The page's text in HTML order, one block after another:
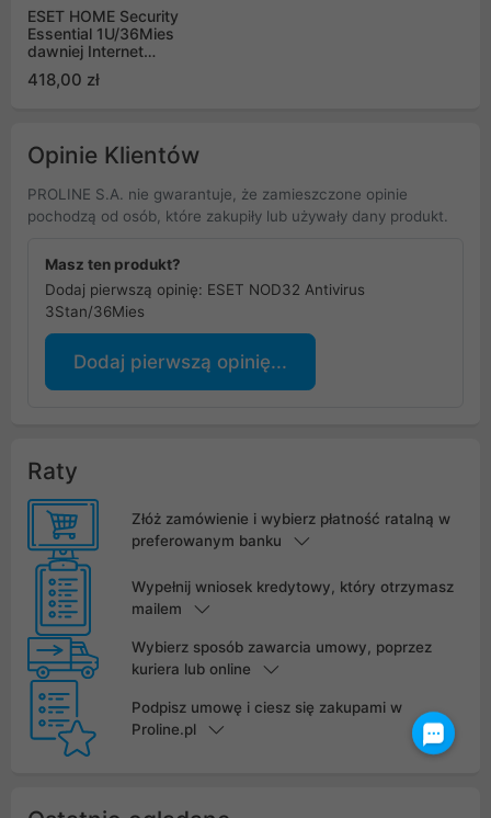
ESET HOME Security
Essential 1U/36Mies
dawniej Internet
Security
418,00 zł
Opinie Klientów
PROLINE S.A. nie gwarantuje, że zamieszczone opinie
pochodzą od osób, które zakupiły lub używały dany produkt.
Masz ten produkt?
Dodaj pierwszą opinię: ESET NOD32 Antivirus
3Stan/36Mies
Dodaj pierwszą opinię...
Raty
Złóż zamówienie i wybierz płatność ratalną w
preferowanym banku
Wypełnij wniosek kredytowy, który otrzymasz
mailem
Wybierz sposób zawarcia umowy, poprzez
kuriera lub online
Podpisz umowę i ciesz się zakupami w
Proline.pl